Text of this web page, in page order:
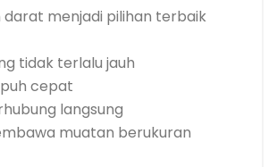
darat menjadi pilihan terbaik
tidak terlalu jauh
cepat
langsung
muatan berukuran